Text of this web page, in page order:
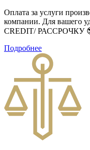
Оплата за услуги
компании. Для вашего
CREDIT/ РАССРОЧКУ
Подробнее